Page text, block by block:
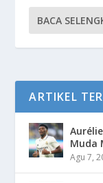
BACA
ARTIKEL
Muda
Agu 7,